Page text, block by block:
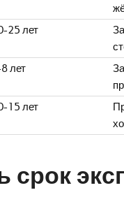
25 лет
лет
15 лет
срок